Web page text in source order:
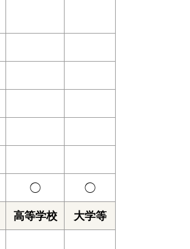
◯ ◯
高等学校 大学等